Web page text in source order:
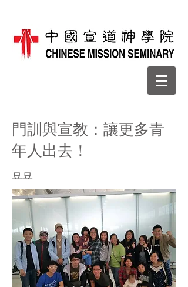
門訓與宣教：讓更多青
年人出去！
​豆豆